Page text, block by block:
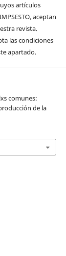
artículos
aceptan
revista.
las condiciones
apartado.
comunes:
de la